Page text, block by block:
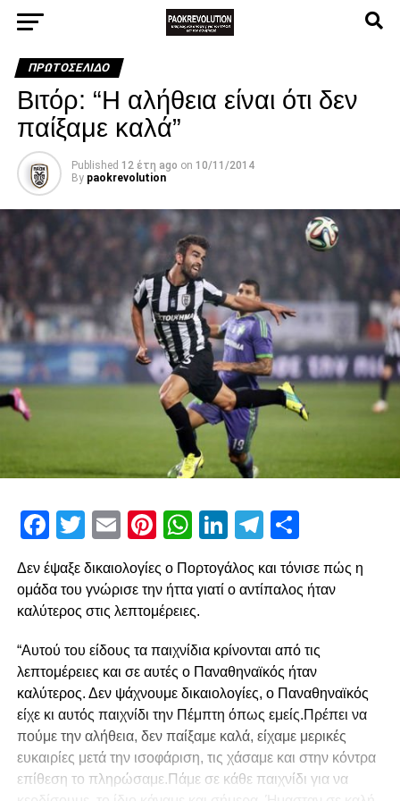
ΠΡΩΤΟΣΈΛΙΔΟ
Βιτόρ: “Η αλήθεια είναι ότι δεν
παίξαμε καλά”
Published 12 έτη ago on 10/11/2014
By paokrevolution
Facebook
Twitter
EmailPinterest
WhatsApp
LinkedIn
Telegram
Δεν έψαξε δικαιολογίες ο Πορτογάλος και τόνισε πώς η
ομάδα του γνώρισε την ήττα γιατί ο αντίπαλος ήταν
καλύτερος στις λεπτομέρειες.
“Αυτού του είδους τα παιχνίδια κρίνονται από τις
λεπτομέρειες και σε αυτές ο Παναθηναϊκός ήταν
καλύτερος. Δεν ψάχνουμε δικαιολογίες, ο Παναθηναϊκός
είχε κι αυτός παιχνίδι την Πέμπτη όπως εμείς.Πρέπει να
πούμε την αλήθεια, δεν παίξαμε καλά, είχαμε μερικές
ευκαιρίες μετά την ισοφάριση, τις χάσαμε και στην κόντρα
επίθεση το πληρώσαμε.Πάμε σε κάθε παιχνίδι για να